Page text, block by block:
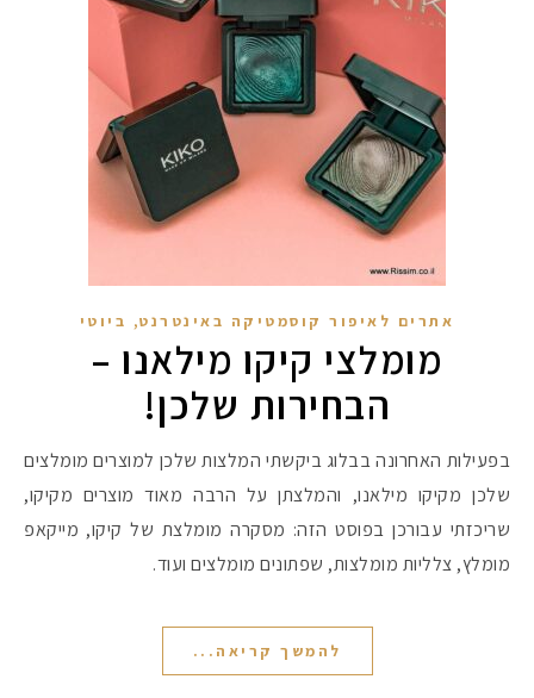
אתרים לאיפור קוסמטיקה באינטרנט, ביוטי
מומלצי קיקו מילאנו –
הבחירות שלכן!
בפעילות האחרונה בבלוג ביקשתי המלצות שלכן למוצרים מומלצים
שלכן מקיקו מילאנו, והמלצתן על הרבה מאוד מוצרים מקיקו,
שריכזתי עבורכן בפוסט הזה: מסקרה מומלצת של קיקו, מייקאפ
מומלץ, צלליות מומלצות, שפתונים מומלצים ועוד.
להמשך קריאה...